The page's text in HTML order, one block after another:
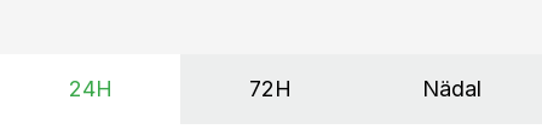
on suurim ning iga töötund on oluline.
24H 72H Nädal